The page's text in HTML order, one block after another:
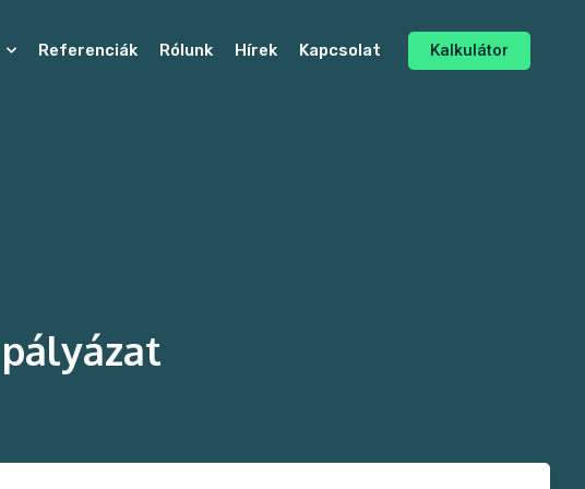
Referenciák Rólunk Hírek Kapcsolat Kalkulátor